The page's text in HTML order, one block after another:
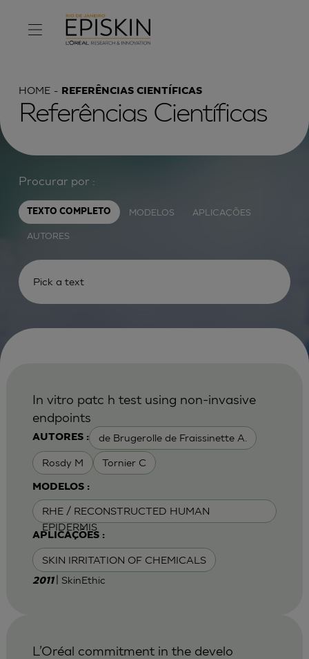
HOME REFERÊNCIAS CIENTÍFICAS
Referências Científicas
Procurar por :
TEXTO COMPLETO MODELOS APLICAÇÕES
AUTORES
AUTORES : de Brugerolle de Fraissinette A.
Rosdy M Tornier C
MODELOS :
RHE / RECONSTRUCTED HUMAN
EPIDERMIS
APLICAÇÕES :
SKIN IRRITATION OF CHEMICALS
In vitro patc h test using non-invasive
endpoints
2011 | SkinEthic
L’Oréal commitment in the develo